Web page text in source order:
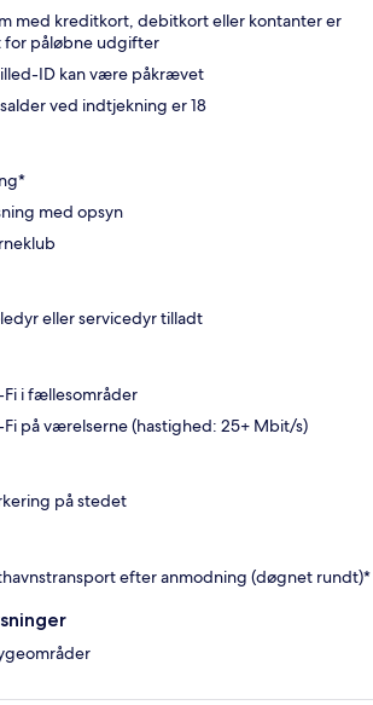
med kreditkort, debitkort eller kontanter er
påløbne udgifter
ID kan være påkrævet
ved indtjekning er 18
med opsyn
eller servicedyr tilladt
Fi i fællesområder
på værelserne (hastighed: 25+ Mbit/s)
på stedet
efter anmodning (døgnet rundt)*